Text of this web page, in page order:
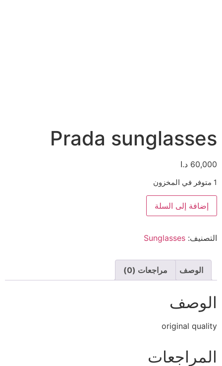
Prada sunglasses
60,000 د.ا
1 متوفر في المخزون
إضافة إلى السلة
التصنيف: Sunglasses
الوصف مراجعات (0)
الوصف
original quality
المراجعات